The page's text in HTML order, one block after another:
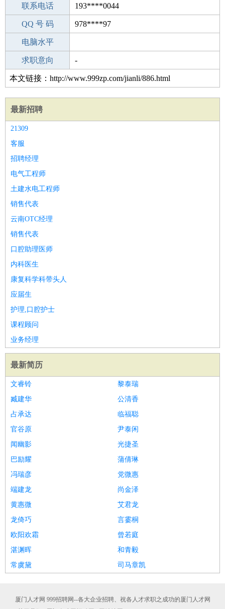
期望月薪
联系电话 193****0044
手机号码 193****0044
QQ 号 码 978****97
微信号码
电脑水平
外语水平
求职意向 -
本文链接：http://www.999zp.com/jianli/886.html
最新招聘
21309
客服
招聘经理
电气工程师
土建水电工程师
销售代表
云南OTC经理
销售代表
口腔助理医师
内科医生
康复科学科带头人
应届生
护理,口腔护士
课程顾问
业务经理
最新简历
文睿铃
黎泰瑞
臧建华
公清香
占承达
临福聪
官谷原
尹泰闲
闻幽影
光捷圣
巴励耀
蒲倩琳
冯瑞彦
党微惠
端建龙
尚金泽
黄惠微
艾君龙
龙倚巧
言霎桐
欧阳欢霜
曾若庭
湛渊晖
和青毅
常虞黛
司马章凯
厦门人才网 999招聘网--各大企业招聘、祝各人才求职之成功的厦门人才网